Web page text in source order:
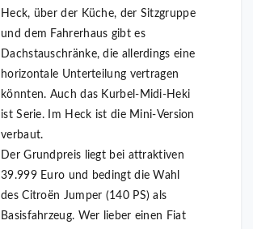
Heck, über der Küche, der Sitzgruppe
und dem Fahrerhaus gibt es
Dachstauschränke, die allerdings eine
horizontale Unterteilung vertragen
könnten. Auch das Kurbel-Midi-Heki
ist Serie. Im Heck ist die Mini-Version
verbaut.
Der Grundpreis liegt bei attraktiven
39.999 Euro und bedingt die Wahl
des Citroën Jumper (140 PS) als
Basisfahrzeug. Wer lieber einen Fiat